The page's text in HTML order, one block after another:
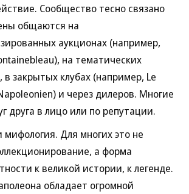
Сообщество тесно связано
общаются на
аукционах (например,
на тематических
в закрытых клубах (например, Le
и через дилеров. Многие
друга в лицо или по репутации.
мифология. Для многих это не
а форма
к великой истории, к легенде.
обладает огромной